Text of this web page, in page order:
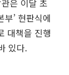
은 이달 초
’ 현판식에
대책을 진행
있다.